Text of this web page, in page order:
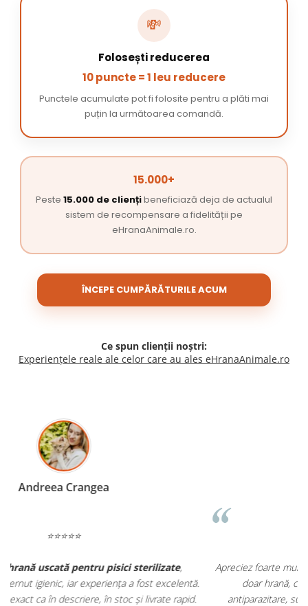
💸
Folosești reducerea
10 puncte = 1 leu reducere
Punctele acumulate pot fi folosite pentru a plăti mai
puțin la următoarea comandă.
15.000+
Peste 15.000 de cliențibeneficiază deja de actualul
sistem de recompensare a fidelității pe
eHranaAnimale.ro.
ÎNCEPE CUMPĂRĂTURILE ACUM
Ce spun clienții noștri:
Experiențele reale ale celor care au ales eHranaAnimale.ro
Madalina Stancea
Apreciez foarte mult faptul că peehranaanimale.rogăsesc nu
doar hrană, ci și produse dinfarmacia veterinară:
antiparazitare, suplimente și soluții de îngrijire. Este foarte